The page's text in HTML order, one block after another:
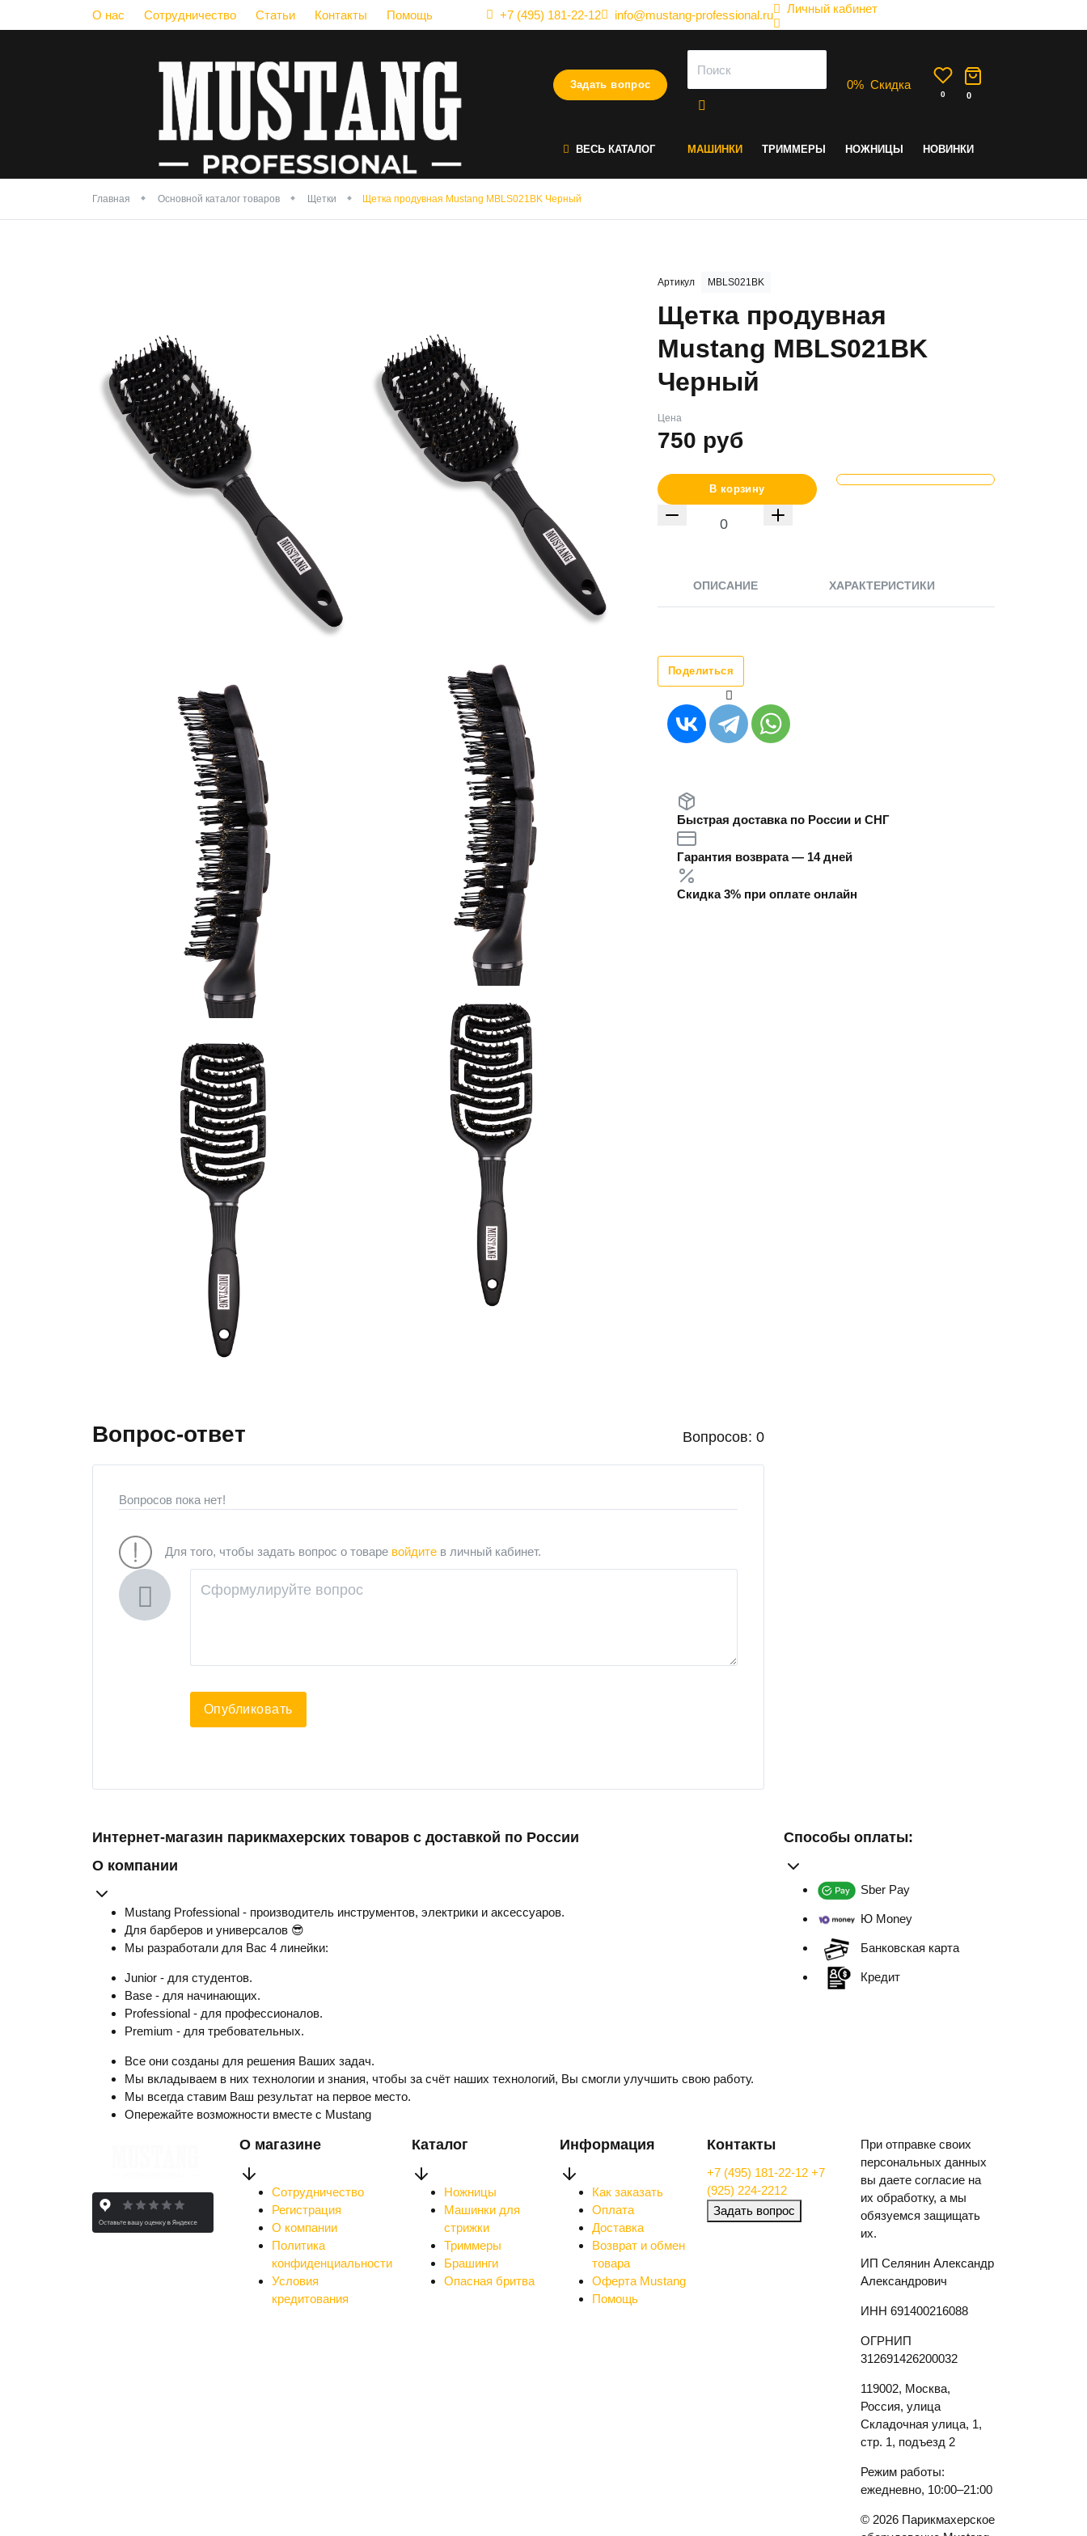
О нас Сотрудничество Статьи Контакты Помощь +7 (495) 181-22-12 info@mustang-professional.ru Личный кабинет
Задать вопрос 0% Скидка
0 0
ВЕСЬ КАТАЛОГ МАШИНКИ ТРИММЕРЫ НОЖНИЦЫ НОВИНКИ
Главная Основной каталог товаров Щетки Щетка продувная Mustang MBLS021BK Черный
Артикул MBLS021BK
Щетка продувная
Mustang MBLS021BK
Черный
Цена
750 руб
В корзину
ОПИСАНИЕ ХАРАКТЕРИСТИКИ
Поделиться
Быстрая доставка по России и СНГ
Гарантия возврата — 14 дней
Скидка 3% при оплате онлайн
Вопрос-ответ Вопросов: 0
Вопросов пока нет!
Для того, чтобы задать вопрос о товаре войдите в личный кабинет.
Опубликовать
Интернет-магазин парикмахерских товаров с доставкой по России
О компании
Mustang Professional - производитель инструментов, электрики и аксессуаров.
Для барберов и универсалов 😎
Мы разработали для Вас 4 линейки:
Junior - для студентов.
Base - для начинающих.
Professional - для профессионалов.
Premium - для требовательных.
Все они созданы для решения Ваших задач.
Мы вкладываем в них технологии и знания, чтобы за счёт наших технологий, Вы смогли улучшить свою работу.
Мы всегда ставим Ваш результат на первое место.
Опережайте возможности вместе с Mustang
Способы оплаты:
Sber Pay
Ю Money
Банковская карта
Кредит
О магазине
Сотрудничество
Регистрация
О компании
Политика
конфиденциальности
Условия
кредитования
Каталог
Ножницы
Машинки для
стрижки
Триммеры
Брашинги
Опасная бритва
Информация
Как заказать
Оплата
Доставка
Возврат и обмен
товара
Оферта Mustang
Помощь
Контакты
+7 (495) 181-22-12 +7
(925) 224-2212
Задать вопрос
При отправке своих
персональных данных
вы даете согласие на
их обработку, а мы
обязуемся защищать
их.
ИП Селянин Александр
Александрович
ИНН 691400216088
ОГРНИП
312691426200032
119002, Москва,
Россия, улица
Складочная улица, 1,
стр. 1, подъезд 2
Режим работы:
ежедневно, 10:00–21:00
© 2026 Парикмахерское